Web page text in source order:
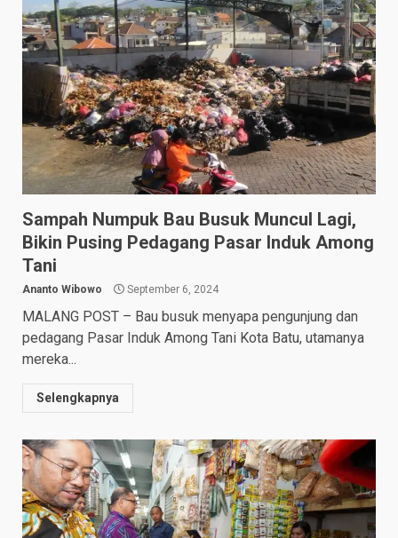
Sampah Numpuk Bau Busuk Muncul Lagi,
Bikin Pusing Pedagang Pasar Induk Among
Tani
Ananto Wibowo September 6, 2024
MALANG POST – Bau busuk menyapa pengunjung dan
pedagang Pasar Induk Among Tani Kota Batu, utamanya
mereka...
Selengkapnya